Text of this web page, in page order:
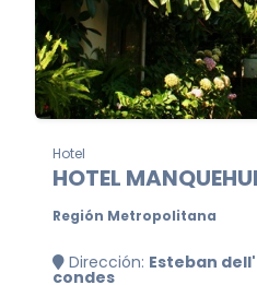
Hotel
HOTEL
Región Metropolitana
Dirección: Esteban dell'
condes